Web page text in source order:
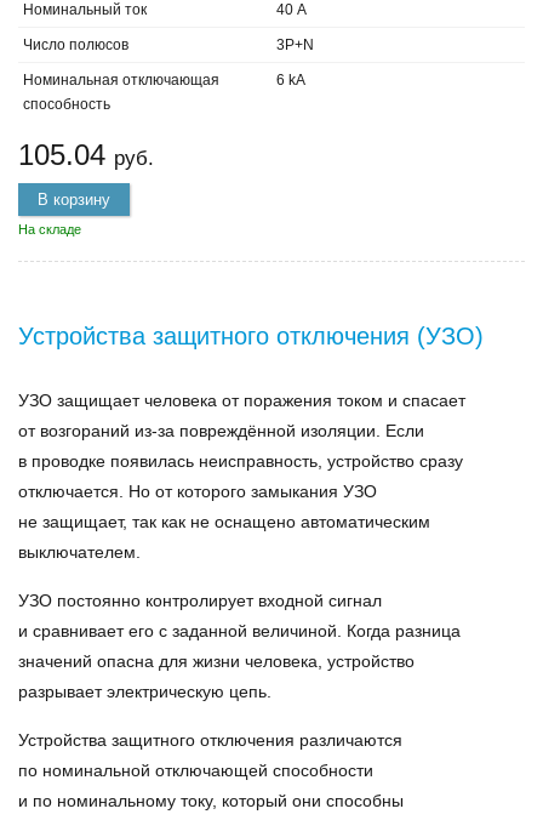
Номинальный ток 40 А
Число полюсов 3P+N
Номинальная отключающая
способность
6 kA
105.04 руб.
В корзину
На складе
Устройства защитного отключения (УЗО)
УЗО защищает человека от поражения током и спасает
от возгораний из-за повреждённой изоляции. Если
в проводке появилась неисправность, устройство сразу
отключается. Но от которого замыкания УЗО
не защищает, так как не оснащено автоматическим
выключателем.
УЗО постоянно контролирует входной сигнал
и сравнивает его с заданной величиной. Когда разница
значений опасна для жизни человека, устройство
разрывает электрическую цепь.
Устройства защитного отключения различаются
по номинальной отключающей способности
и по номинальному току, который они способны